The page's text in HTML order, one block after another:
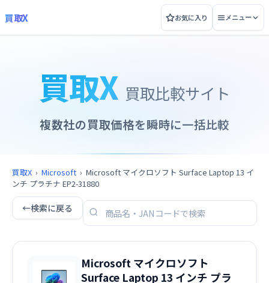
買取X お気に入り メニュー
買取X 買取比較サイト
複数社の買取価格を瞬時に一括比較
買取X › Microsoft › Microsoft マイクロソフト Surface Laptop 13 イ
ンチ プラチナ EP2-31880
←検索に戻る
Microsoft マイクロソフト
Surface Laptop 13 インチ プラ